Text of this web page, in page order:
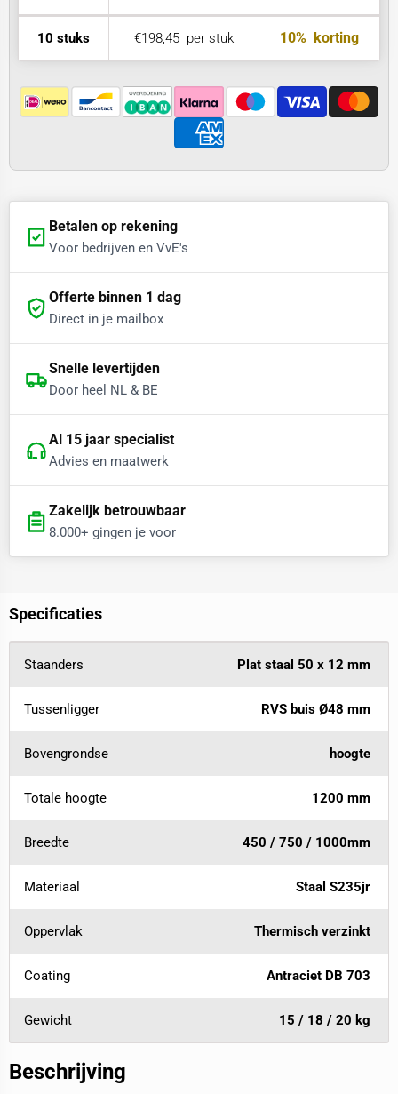
10 stuks €198,45per stuk 10%korting
Betalen op rekening
Voor bedrijven en VvE's
Offerte binnen 1 dag
Direct in je mailbox
Snelle levertijden
Door heel NL & BE
Al 15 jaar specialist
Advies en maatwerk
Zakelijk betrouwbaar
8.000+ gingen je voor
Specificaties
Staanders Plat staal 50 x 12 mm
Tussenligger RVS buis Ø48 mm
Bovengrondse hoogte
Totale hoogte 1200 mm
Breedte 450 / 750 / 1000mm
Materiaal Staal S235jr
Oppervlak Thermisch verzinkt
Coating Antraciet DB 703
Gewicht 15 / 18 / 20 kg
Beschrijving